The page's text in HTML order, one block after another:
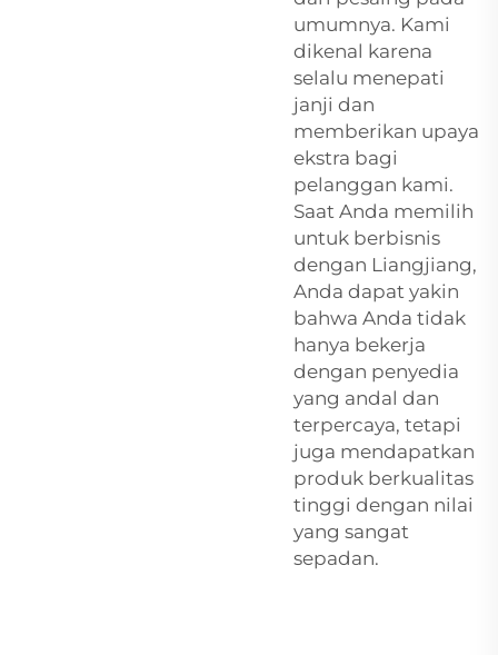
umumnya. Kami
dikenal karena
selalu menepati
janji dan
memberikan upaya
ekstra bagi
pelanggan kami.
Saat Anda memilih
untuk berbisnis
dengan Liangjiang,
Anda dapat yakin
bahwa Anda tidak
hanya bekerja
dengan penyedia
yang andal dan
terpercaya, tetapi
juga mendapatkan
produk berkualitas
tinggi dengan nilai
yang sangat
sepadan.